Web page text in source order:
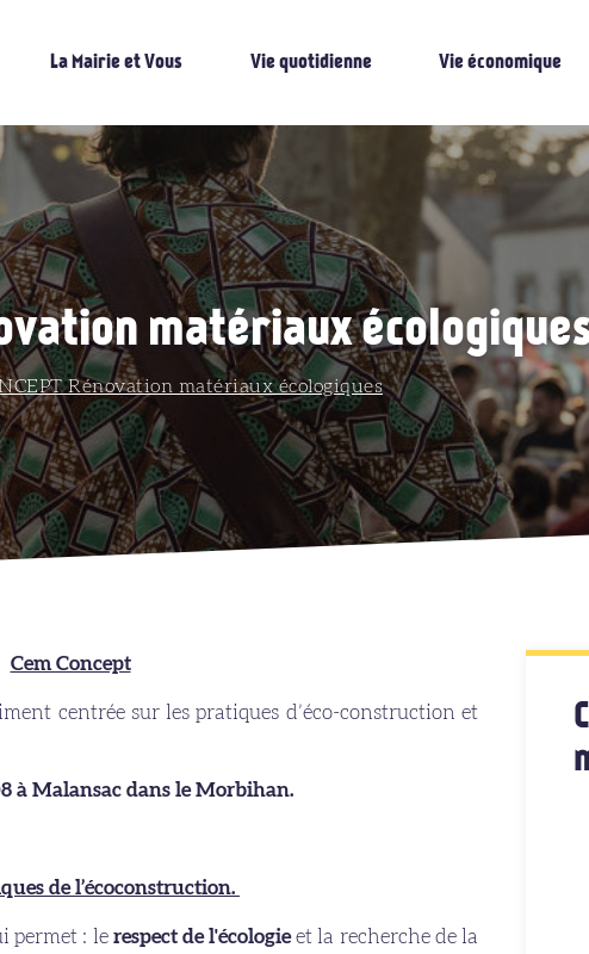
La Mairie et Vous Vie quotidienne Vie économique
matériaux
Rénovation matériaux écologiques
Cem Concept
centrée sur les pratiques d’éco-construction et
à Malansac dans le Morbihan.
de l’écoconstruction.
permet : le respect de l'écologieet la recherche de la